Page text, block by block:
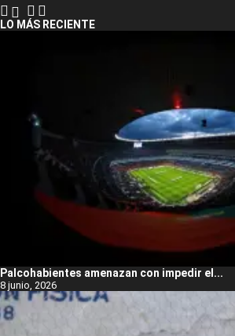
LO MÁS RECIENTE
Palcohabientes amenazan con impedir el...
8 junio, 2026